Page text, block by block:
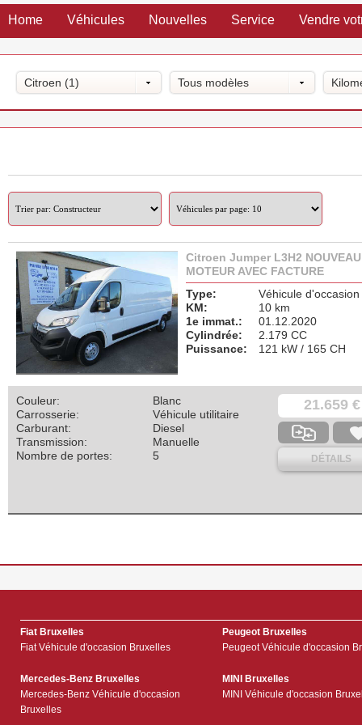
Home Véhicules Nouvelles Service Vendre
Citroen (1) Tous modèles
Citroen Jumper L3H2 NOUVEAU
MOTEUR AVEC FACTURE
Type:
Véhicule d'occasion
KM:
10 km
1e immat.:
01.12.2020
Cylindrée:
2.179 CC
Puissance:
121 kW / 165 CH
21.659 €
DÉTAILS
Couleur:
Blanc
Carrosserie:
Véhicule utilitaire
Carburant:
Diesel
Transmission:
Manuelle
Nombre de portes:
5
Fiat Bruxelles
Fiat Véhicule d'occasion Bruxelles
Peugeot Bruxelles
Peugeot Véhicule d'occasion
Mercedes-Benz Bruxelles
Mercedes-Benz Véhicule d'occasion
Bruxelles
MINI Bruxelles
MINI Véhicule d'occasion